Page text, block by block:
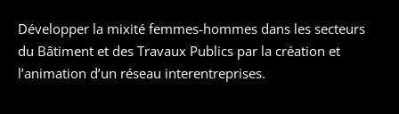
Développer la mixité femmes-hommes dans les secteurs
du Bâtiment et des Travaux Publics par la création et
l’animation d’un réseau interentreprises.